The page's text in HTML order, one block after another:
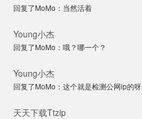
回复了MoMo：当然活着
Young小杰
回复了MoMo：哦？哪一个？
Young小杰
回复了MoMo：这个就是检测公网ip的呀
天天下载Ttzip